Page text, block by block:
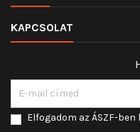
KAPCSOLAT
Elfogadom az ÁSZF-